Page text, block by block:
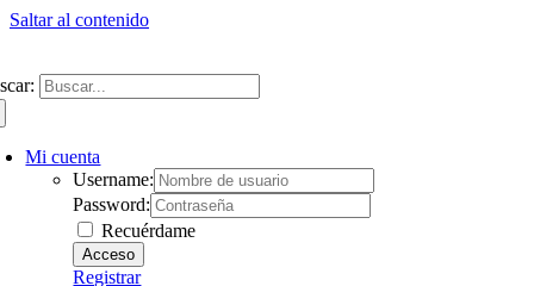
Saltar al contenido
Mi cuenta
Username:
Password:
Recuérdame
Registrar